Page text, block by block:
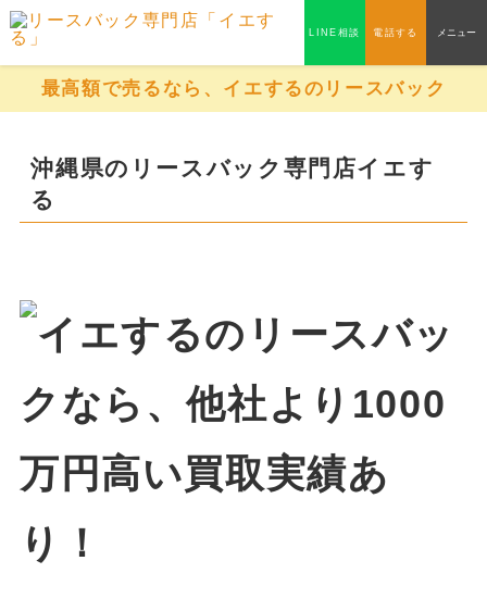
LINE相談 電話する メニュー
最高額で売るなら、イエするのリースバック
沖縄県のリースバック専門店イエす
る